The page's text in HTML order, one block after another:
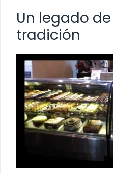
Un legado
tradición